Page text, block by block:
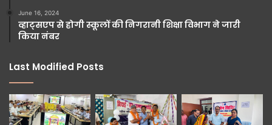
June 16, 2024
व्हाट्सएप से होगी स्कूलों की निगरानी शिक्षा विभाग ने जारी
किया नंबर
Last Modified Posts